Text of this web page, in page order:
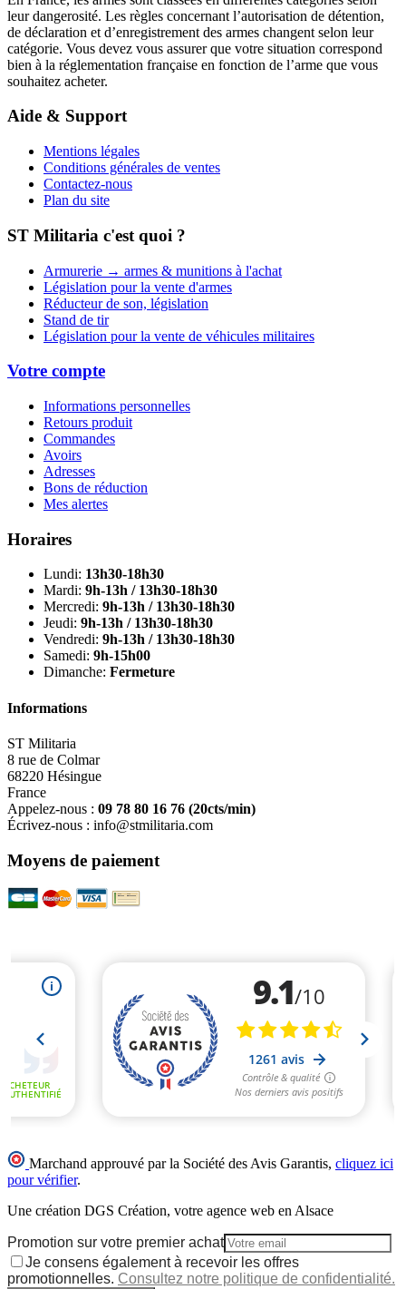
leur dangerosité. Les règles concernant l’autorisation de détention,
de déclaration et d’enregistrement des armes changent selon leur
catégorie. Vous devez vous assurer que votre situation correspond
bien à la réglementation française en fonction de l’arme que vous
souhaitez acheter.
Aide & Support
Mentions légales
Conditions générales de ventes
Contactez-nous
Plan du site
ST Militaria c'est quoi ?
Armurerie → armes & munitions à l'achat
Législation pour la vente d'armes
Réducteur de son, législation
Stand de tir
Législation pour la vente de véhicules militaires
Votre compte
Informations personnelles
Retours produit
Commandes
Avoirs
Adresses
Bons de réduction
Mes alertes
Horaires
Lundi: 13h30-18h30
Mardi: 9h-13h / 13h30-18h30
Mercredi: 9h-13h / 13h30-18h30
Jeudi: 9h-13h / 13h30-18h30
Vendredi: 9h-13h / 13h30-18h30
Samedi: 9h-15h00
Dimanche: Fermeture
Informations
ST Militaria
8 rue de Colmar
68220 Hésingue
France
Appelez-nous : 09 78 80 16 76 (20cts/min)
Écrivez-nous : info@stmilitaria.com
Moyens de paiement
Marchand approuvé par la Société des Avis Garantis, cliquez ici
pour vérifier.
Une création DGS Création, votre agence web en Alsace
Promotion sur votre premier achat
Je consens également à recevoir les offres
promotionnelles. Consultez notre politique de confidentialité.